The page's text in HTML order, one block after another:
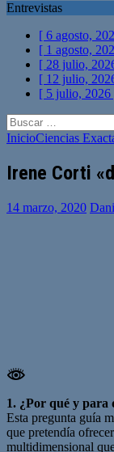
Entrevistas
[ 6 agosto,
[ 1 agosto,
[ 28 julio,
[ 12 julio,
[ 5 julio, 2026
Buscar:
InicioCiencias
Irene Corti
14 marzo, 2020
1. ¿Por qué y para
Esta pregunta guía
que pretendía
multidimensional